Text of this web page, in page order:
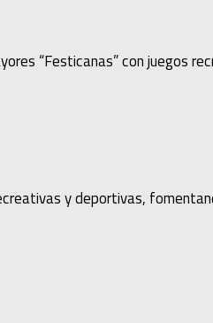
“Festicanas” con juegos
y deportivas,